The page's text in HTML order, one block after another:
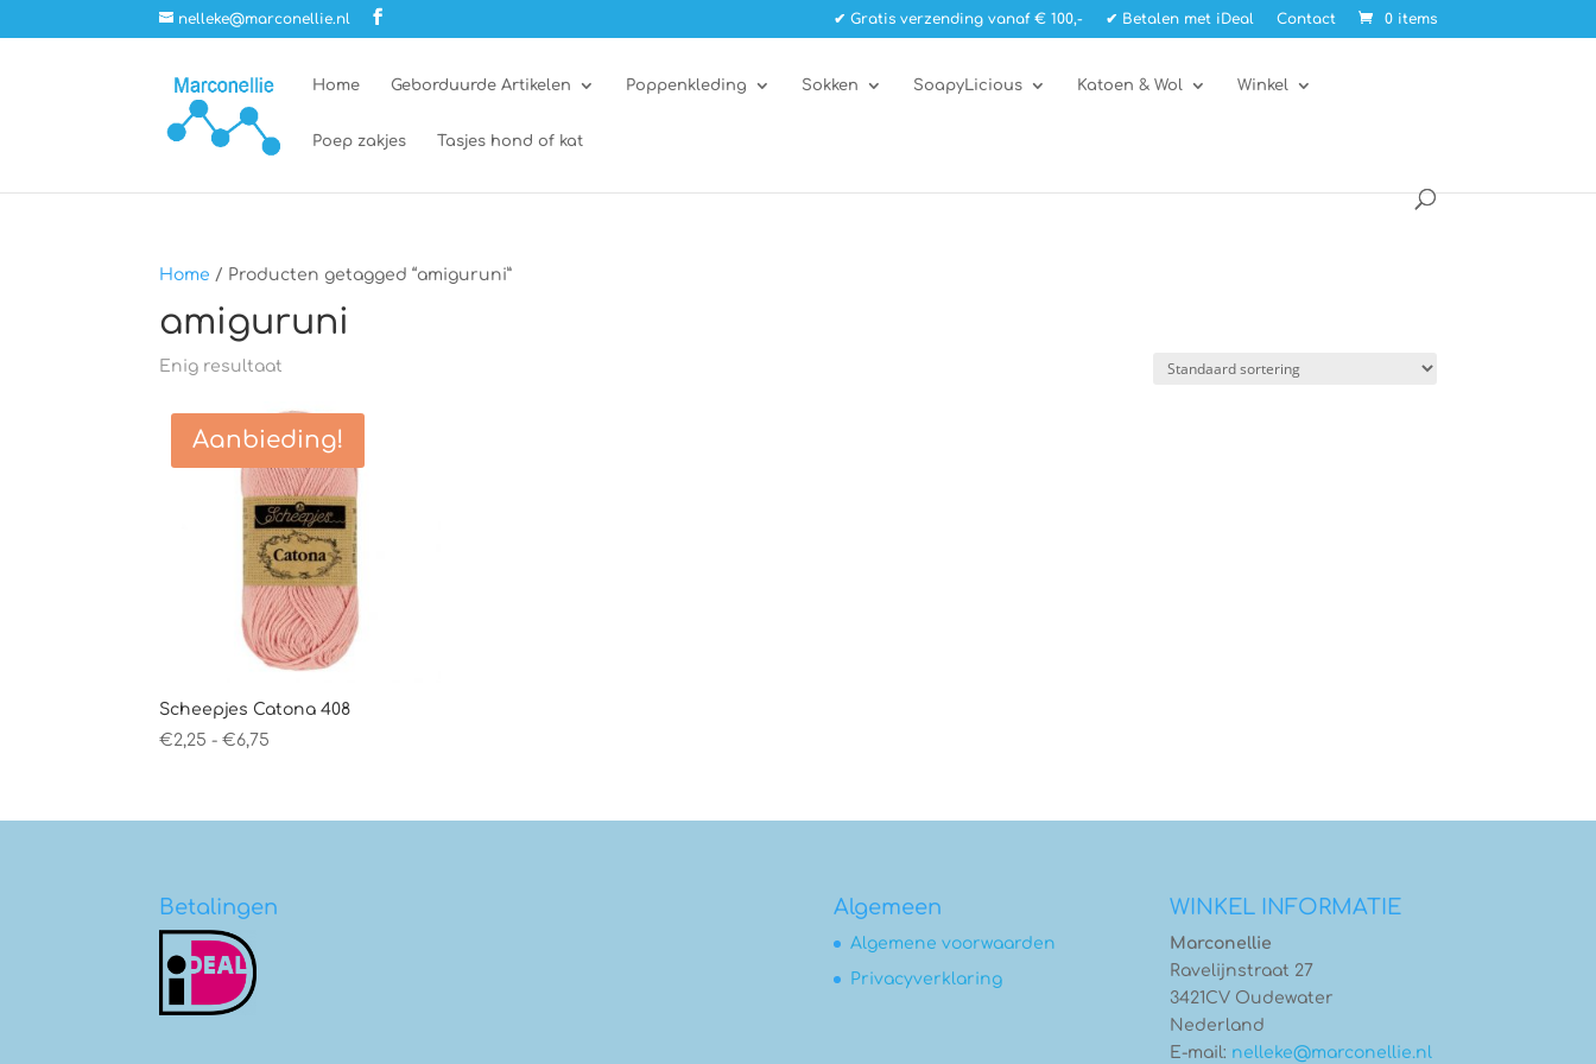
nelleke@marconellie.nl ✔ Gratis verzending vanaf € 100,- ✔ Betalen met iDeal Contact 0 items
Home Geborduurde Artikelen Poppenkleding Sokken SoapyLicious Katoen & Wol Winkel
Poep zakjes Tasjes hond of kat
Home / Producten getagged “amiguruni”
amiguruni
Enig resultaat
Aanbieding!
Scheepjes Catona 408
€2,25 - €6,75
€6,75
Betalingen Algemeen
Algemene voorwaarden
Privacyverklaring
WINKEL INFORMATIE
Marconellie
Ravelijnstraat 27
3421CV Oudewater
Nederland
E-mail: nelleke@marconellie.nl